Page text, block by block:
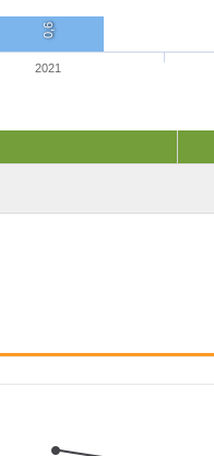
0,6
2021